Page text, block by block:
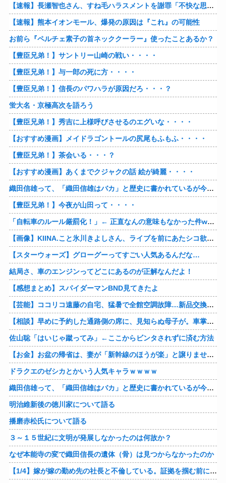
【速報】長瀬智也さん、すね毛ハラスメントを謝罪「不快な思いをさせて申し訳ありませんでした」
【速報】熊本イオンモール、爆発の原因は『これ』の可能性
お前ら『ペルチェ素子の首ネッククーラー』使ったことあるか？
【豊臣兄弟！】サントリー山崎の戦い・・・・
【豊臣兄弟！】与一郎の死に方・・・・
【豊臣兄弟！】信長のパワハラが原因だろ・・・？
蛍大名・京極高次を語ろう
【豊臣兄弟！】秀吉に上様呼びさせるのエグいな・・・・
【おすすめ漫画】メイドラゴントールの尻尾もふもふ・・・・
【豊臣兄弟！】茶会いる・・・？
【おすすめ漫画】あくまでクジャクの話 絵が綺麗・・・・
織田信雄って、「織田信雄はバカ」と歴史に書かれているが今まで家が残っているんでバカではないよな？
【豊臣兄弟！】今夜が山田って・・・・
「自転車のルール厳罰化！」← 正直なんの意味もなかった件www
【画像】KIINA.こと氷川きよしさん、ライブを前にあたシコ欲全開www
【スターウォーズ】グローグーってすごい人気あるんだな…
結局さ、車のエンジンってどこにあるのが正解なんだよ！
【感想まとめ】スパイダーマンBND見てきたよ
【芸能】ココリコ遠藤の自宅、猛暑で全館空調故障…新品交換費300万円…高額費用に「高すぎる」
【相談】早めに予約した通路側の席に、見知らぬ母子が。車掌の呼びかけにも「目を閉じて無視」して居座られました。無理やり奪われた席は、結局“やったもん勝ち”になってしまうのでしょうか？
佐山聡「はいじゃ蹴ってみ」←ここからビンタされずに済む方法
【お金】お盆の帰省は、妻が「新幹線のほうが楽」と譲りません。東京から大阪まで家族4人だと往復「10万円」近くかかるため、私は車で節約したいのですが、実際の費用はどれくらい違うのでしょうか？
ドラクエのゼシカとかいう人気キャラｗｗｗｗ
織田信雄って、「織田信雄はバカ」と歴史に書かれているが今まで家が残っているんでバカではないよな？
明治維新後の徳川家について語る
播磨赤松氏について語る
３～１５世紀に文明が発展しなかったのは何故か？
なぜ本能寺の変で織田信長の遺体（骨）は見つからなかったのか
【1/4】嫁が嫁の勤め先の社長と不倫している。証拠を掴む前に嫁から離婚を切り出されたので、ハッタリかまして証拠を握っているフリしたら、向こうから示談話を振ってきたｗ